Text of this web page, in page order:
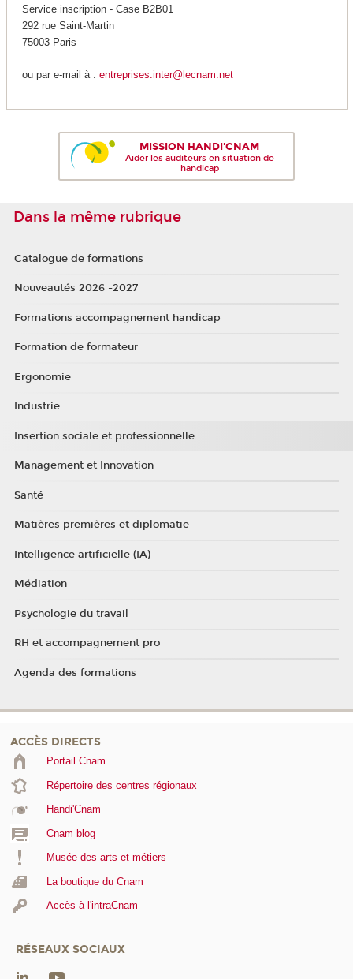
Service inscription - Case B2B01
292 rue Saint-Martin
75003 Paris
ou par e-mail à : entreprises.inter@lecnam.net
MISSION HANDI'CNAM
Aider les auditeurs en situation de
handicap
Dans la même rubrique
Catalogue de formations
Nouveautés 2026 -2027
Formations accompagnement handicap
Formation de formateur
Ergonomie
Industrie
Insertion sociale et professionnelle
Management et Innovation
Santé
Matières premières et diplomatie
Intelligence artificielle (IA)
Médiation
Psychologie du travail
RH et accompagnement pro
Agenda des formations
ACCÈS DIRECTS
Portail Cnam
Répertoire des centres régionaux
Handi'Cnam
Cnam blog
Musée des arts et métiers
La boutique du Cnam
Accès à l'intraCnam
RÉSEAUX SOCIAUX